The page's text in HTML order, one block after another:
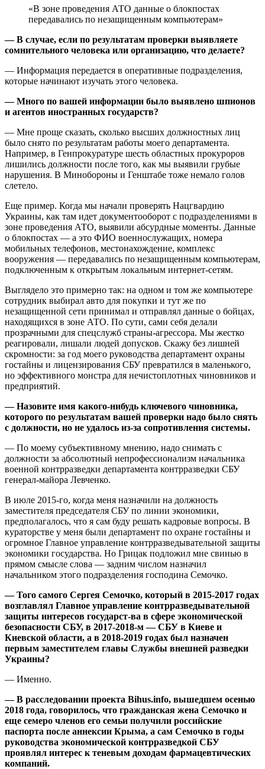
«В зоне проведения АТО данные о блокпостах
передавались по незащищенным компьютерам»
— В случае, если по результатам проверки выявляете
сомнительного человека или организацию, что делаете?
— Информация передается в оперативные подразделения,
которые начинают изучать этого человека.
— Много по вашей информации было выявлено шпионов
и агентов иностранных государств?
— Мне проще сказать, сколько высших должностных лиц
было снято по результатам работы моего департамента.
Например, в Генпрокуратуре шесть областных прокуроров
лишились должности после того, как мы выявили грубые
нарушения. В Минобороны и Генштабе тоже немало голов
слетело.
Еще пример. Когда мы начали проверять Нацгвардию
Украины, как там идет документооборот с подразделениями в
зоне проведения АТО, выявили абсурдные моменты. Данные
о блокпостах — а это ФИО военнослужащих, номера
мобильных телефонов, местонахождение, комплекс
вооружения — передавались по незащищенным компьютерам,
подключенным к открытым локальным интернет-сетям.
Выглядело это примерно так: на одном и том же компьютере
сотрудник выбирал авто для покупки и тут же по
незащищенной сети принимал и отправлял данные о бойцах,
находящихся в зоне АТО. По сути, сами себя делали
прозрачными для спецслужб страны-агрессора. Мы жестко
реагировали, лишали людей допусков. Скажу без лишней
скромности: за год моего руководства департамент охраны
гостайны и лицензирования СБУ превратился в маленького,
но эффективного монстра для нечистоплотных чиновников и
предприятий.
— Назовите имя какого-нибудь ключевого чиновника,
которого по результатам вашей проверки надо было снять
с должности, но не удалось из-за сопротивления системы.
— По моему субъективному мнению, надо снимать с
должности за абсолютный непрофессионализм начальника
военной контрразведки департамента контрразведки СБУ
генерал-майора Левченко.
В июле 2015-го, когда меня назначили на должность
заместителя председателя СБУ по линии экономики,
предполагалось, что я сам буду решать кадровые вопросы. В
кураторстве у меня были департамент по охране гостайны и
огромное Главное управление контрразведывательной защиты
экономики государства. Но Грицак подложил мне свинью в
прямом смысле слова — задним числом назначил
начальником этого подразделения господина Семочко.
— Того самого Сергея Семочко, который в 2015-2017 годах
возглавлял Главное управление контрразведывательной
защиты интересов государст-ва в сфере экономической
безопасности СБУ, в 2017-2018-м — СБУ в Киеве и
Киевской области, а в 2018-2019 годах был назначен
первым заместителем главы Службы внешней разведки
Украины?
— Именно.
— В расследовании проекта Bihus.info, вышедшем осенью
2018 года, говорилось, что гражданская жена Семочко и
еще семеро членов его семьи получили российские
паспорта после аннексии Крыма, а сам Семочко в годы
руководства экономической контрразведкой СБУ
проявлял интерес к теневым доходам фармацевтических
компаний.